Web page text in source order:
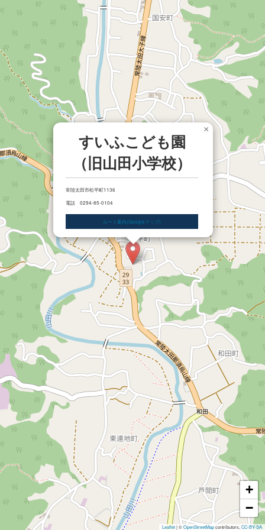
すいふこども園
（旧山田小学校）
常陸太田市松平町1136
電話 0294-85-0104
ルート案内(Googleマップ)
×
+
−
Leaflet|©OpenStreetMapcontributors, CC-BY-SA